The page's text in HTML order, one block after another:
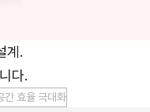
계.
다.
간 효율 극대화